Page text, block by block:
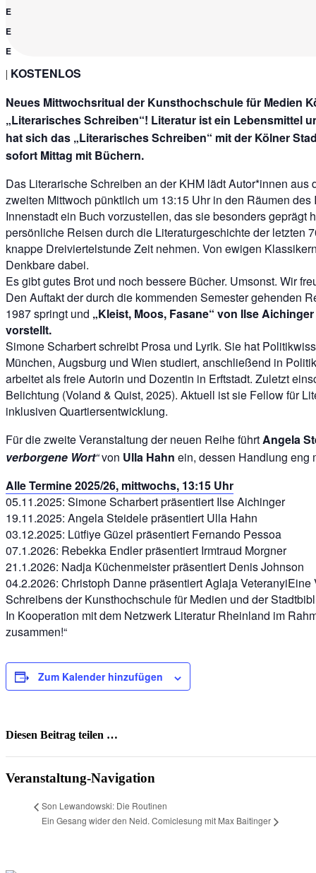
| KOSTENLOS
Neues Mittwochsritual der Kunsthochschule für Medien
„Literarisches Schreiben“! Literatur ist ein Lebensmittel
hat sich das „Literarisches Schreiben“ mit der Kölner
sofort Mittag mit Büchern.
Das Literarische Schreiben an der KHM lädt Autor*innen
zweiten Mittwoch pünktlich um 13:15 Uhr in den Räumen
Innenstadt ein Buch vorzustellen, das sie besonders geprägt
persönliche Reisen durch die Literaturgeschichte der letzten
knappe Dreiviertelstunde Zeit nehmen. Von ewigen
Denkbare dabei.
Es gibt gutes Brot und noch bessere Bücher. Umsonst. Wir
Den Auftakt der durch die kommenden Semester gehenden
1987 springt und „Kleist, Moos, Fasane“ von Ilse
vorstellt.
Simone Scharbert schreibt Prosa und Lyrik. Sie hat
München, Augsburg und Wien studiert, anschließend in
arbeitet als freie Autorin und Dozentin in Erftstadt. Zuletzt
Belichtung (Voland & Quist, 2025). Aktuell ist sie Fellow für
inklusiven Quartiersentwicklung.
Für die zweite Veranstaltung der neuen Reihe führtAngela
verborgene Wort“von Ulla Hahn ein, dessen Handlung eng
Alle Termine 2025/26, mittwochs, 13:15 Uhr
05.11.2025: Simone Scharbert präsentiert Ilse Aichinger
19.11.2025: Angela Steidele präsentiert Ulla Hahn
03.12.2025: Lütfiye Güzel präsentiert Fernando Pessoa
07.1.2026: Rebekka Endler präsentiert Irmtraud Morgner
21.1.2026: Nadja Küchenmeister präsentiert Denis Johnson
04.2.2026: Christoph Danne präsentiert Aglaja
Schreibens der Kunsthochschule für Medien und der
In Kooperation mit dem Netzwerk Literatur Rheinland im
zusammen!“
Zum Kalender hinzufügen
Diesen Beitrag teilen …
Mail
Veranstaltung-Navigation
Son Lewandowski: Die Routinen
Ein Gesang wider den Neid. Comiclesung mit Max Baitinger